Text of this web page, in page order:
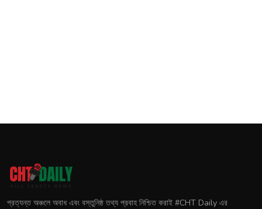
প্রত্যন্ত অঞ্চলে অবাধ এবং বস্তুনিষ্ঠ তথ্য প্রবাহ নিশ্চিত করাই #CHT Daily এর